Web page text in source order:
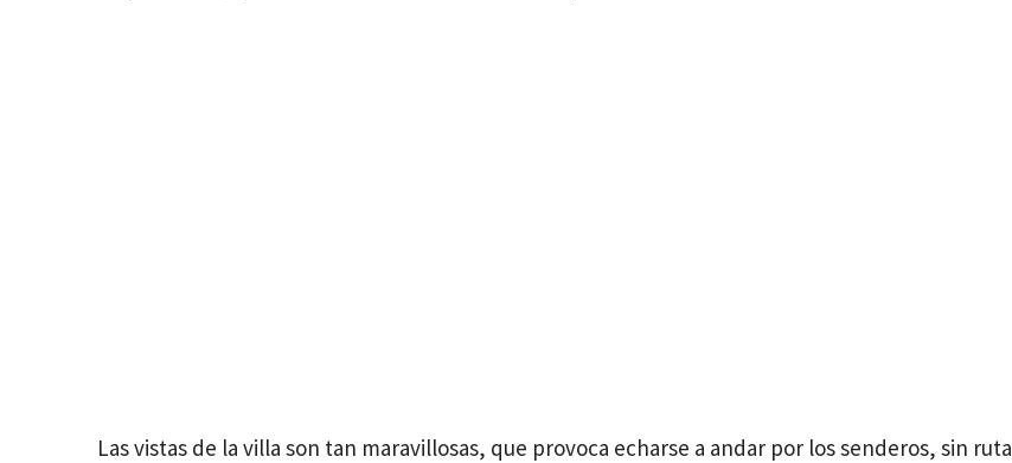
Las vistas de la villa son tan maravillosas, que provoca echarse a andar por los senderos, sin ruta